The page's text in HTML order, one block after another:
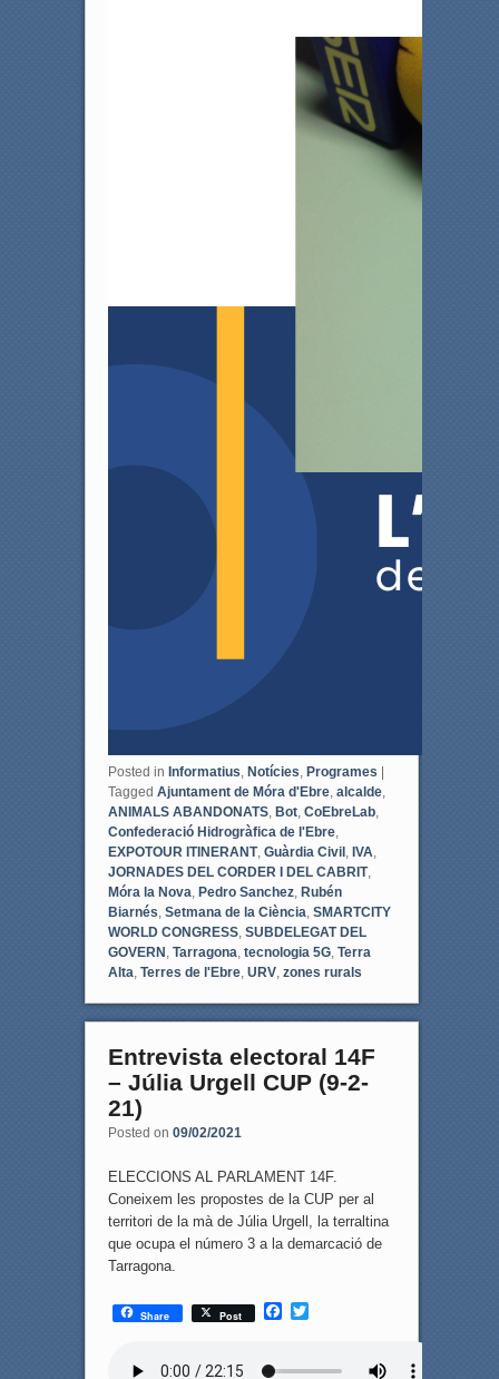
Posted in Informatius, Notícies, Programes
Tagged Ajuntament de Móra d'Ebre, alcalde,
ANIMALS ABANDONATS, Bot, CoEbreLab,
Confederació Hidrogràfica de l'Ebre,
EXPOTOUR ITINERANT, Guàrdia Civil , IVA,
JORNADES DEL CORDER I DEL CABRIT,
Móra la Nova, Pedro Sanchez, Rubén
Biarnés, Setmana de la Ciència, SMARTCITY
WORLD CONGRESS, SUBDELEGAT DEL
GOVERN , Tarragona, tecnologia 5G, Terra
Alta, Terres de l'Ebre, URV, zones rurals
Entrevista electoral 14F
– Júlia Urgell CUP (9-2-
21)
Posted on 09/02/2021
ELECCIONS AL PARLAMENT 14F.
Coneixem les propostes de la CUP per al
territori de la mà de Júlia Urgell, la terraltina
que ocupa el número 3 a la demarcació de
Tarragona.
Share Post
F
T